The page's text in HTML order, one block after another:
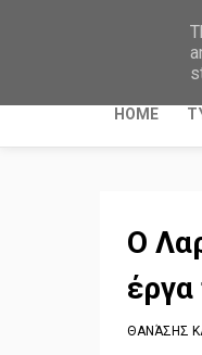
HOME
Ο
ΘΑΝΆΣΗΣ